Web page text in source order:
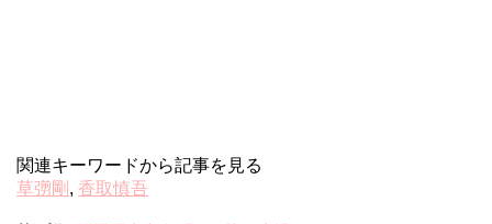
関連キーワードから記事を見る
草彅剛 , 香取慎吾